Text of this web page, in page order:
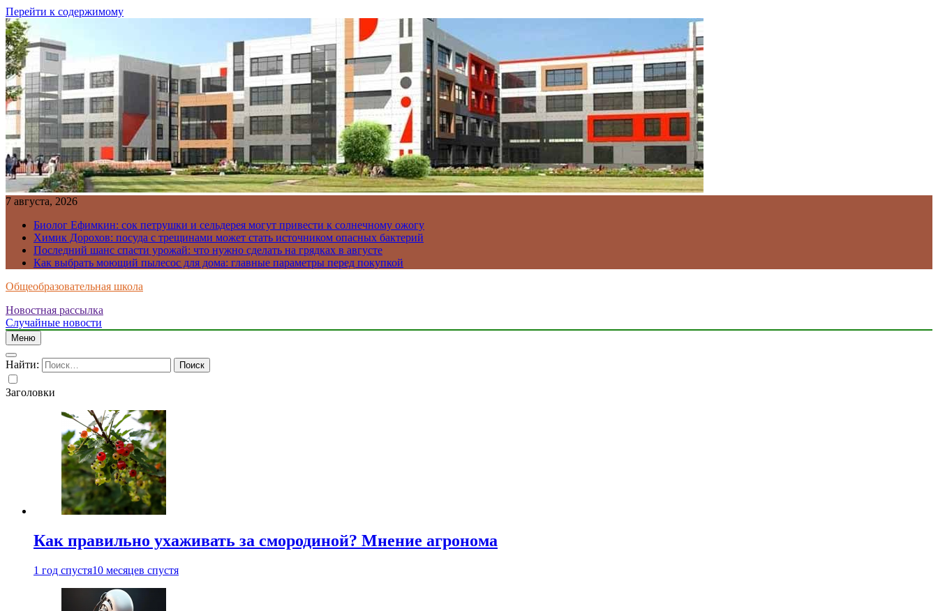
Перейти к содержимому
7 августа, 2026
Биолог Ефимкин: сок петрушки и сельдерея могут привести к солнечному ожогу
Химик Дорохов: посуда с трещинами может стать источником опасных бактерий
Последний шанс спасти урожай: что нужно сделать на грядках в августе
Как выбрать моющий пылесос для дома: главные параметры перед покупкой
Общеобразовательная школа
Новостная рассылка
Случайные новости
Меню
Найти:
Заголовки
Как правильно ухаживать за смородиной? Мнение агронома
1 год спустя10 месяцев спустя